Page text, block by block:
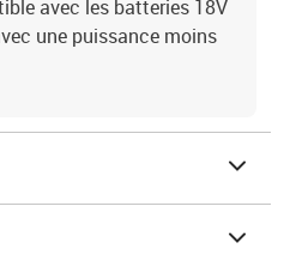
avec les batteries 18V
une puissance moins